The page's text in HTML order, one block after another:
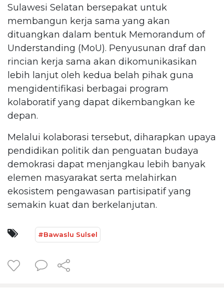
Sulawesi Selatan bersepakat untuk
membangun kerja sama yang akan
dituangkan dalam bentuk Memorandum of
Understanding (MoU). Penyusunan draf dan
rincian kerja sama akan dikomunikasikan
lebih lanjut oleh kedua belah pihak guna
mengidentifikasi berbagai program
kolaboratif yang dapat dikembangkan ke
depan.
Melalui kolaborasi tersebut, diharapkan upaya
pendidikan politik dan penguatan budaya
demokrasi dapat menjangkau lebih banyak
elemen masyarakat serta melahirkan
ekosistem pengawasan partisipatif yang
semakin kuat dan berkelanjutan.
#Bawaslu Sulsel